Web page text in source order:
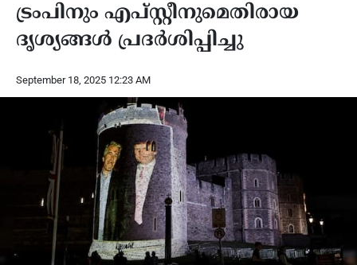
ട്രംപിനും എപ്‌സ്റ്റീനുമെതിരായ
ദൃശ്യങ്ങൾ പ്രദർശിപ്പിച്ചു
September 18, 2025 12:23 AM